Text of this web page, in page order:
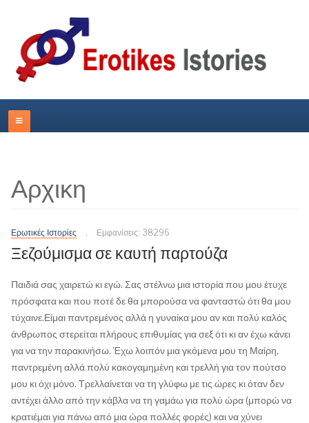
Αρχικη
Ερωτικές Ιστορίες Εμφανίσεις: 38296
Ξεζούμισμα σε καυτή παρτούζα
Παιδιά σας χαιρετώ κι εγώ. Σας στέλνω μια ιστορία που μου έτυχε
πρόσφατα και που ποτέ δε θα μπορούσα να φανταστώ ότι θα μου
τύχαινε.Είμαι παντρεμένος αλλά η γυναίκα μου αν και πολύ καλός
άνθρωπος στερείται πλήρους επιθυμίας για σεξ ότι κι αν έχω κάνει
για να την παρακινήσω. Έχω λοιπόν μια γκόμενα μου τη Μαίρη,
παντρεμένη αλλά πολύ κακογαμημένη και τρελλή για τον πούτσο
μου κι όχι μόνο. Τρελλαίνεται να τη γλύφω με τις ώρες κι όταν δεν
αντέχει άλλο από την κάβλα να τη γαμάω για πολύ ώρα (μπορώ να
κρατιέμαι για πάνω από μια ώρα πολλές φορές) και να χύνει